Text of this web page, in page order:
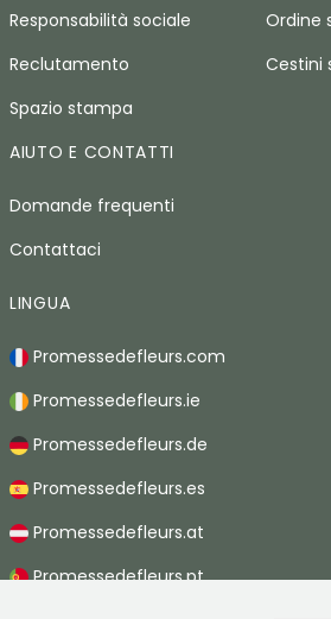
Responsabilità sociale
Reclutamento
Spazio stampa
Ordine
Cestini
AIUTO E CONTATTI
Domande frequenti
Contattaci
LINGUA
Promessedefleurs.com
Promessedefleurs.ie
Promessedefleurs.de
Promessedefleurs.es
Promessedefleurs.at
Promessedefleurs.pt